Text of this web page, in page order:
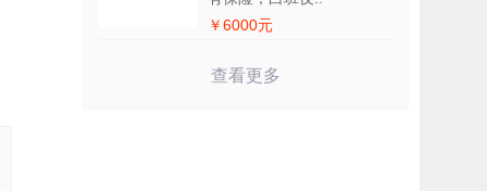
￥6000元
查看更多